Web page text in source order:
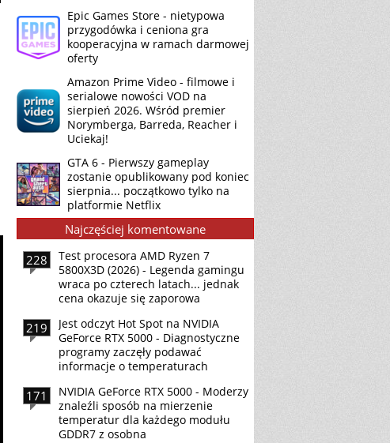
Epic Games Store - nietypowa
przygodówka i ceniona gra
kooperacyjna w ramach darmowej
oferty
Amazon Prime Video - filmowe i
serialowe nowości VOD na
sierpień 2026. Wśród premier
Norymberga, Barreda, Reacher i
Uciekaj!
GTA 6 - Pierwszy gameplay
zostanie opublikowany pod koniec
sierpnia... początkowo tylko na
platformie Netflix
Najczęściej komentowane
228
Test procesora AMD Ryzen 7
5800X3D (2026) - Legenda gamingu
wraca po czterech latach... jednak
cena okazuje się zaporowa
219
Jest odczyt Hot Spot na NVIDIA
GeForce RTX 5000 - Diagnostyczne
programy zaczęły podawać
informacje o temperaturach
171
NVIDIA GeForce RTX 5000 - Moderzy
znaleźli sposób na mierzenie
temperatur dla każdego modułu
GDDR7 z osobna